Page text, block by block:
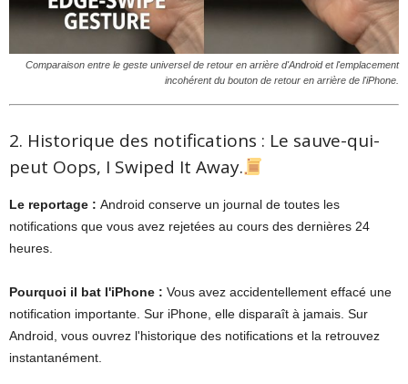
Comparaison entre le geste universel de retour en arrière d'Android et l'emplacement
incohérent du bouton de retour en arrière de l'iPhone.
2. Historique des notifications : Le sauve-qui-
peut Oops, I Swiped It Away.
Le reportage : Android conserve un journal de toutes les
notifications que vous avez rejetées au cours des dernières 24
heures.
Pourquoi il bat l'iPhone : Vous avez accidentellement effacé une
notification importante. Sur iPhone, elle disparaît à jamais. Sur
Android, vous ouvrez l'historique des notifications et la retrouvez
instantanément.